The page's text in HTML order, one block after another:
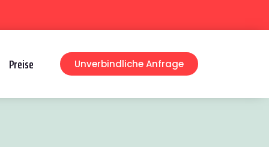
Preise Unverbindliche Anfrage